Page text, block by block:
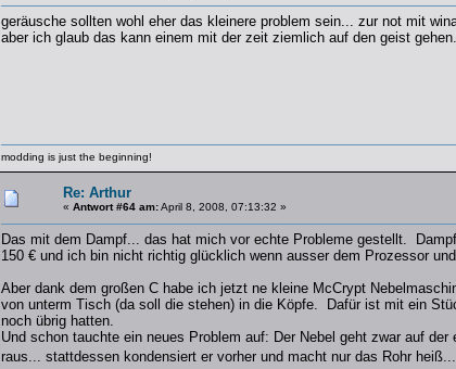
geräusche sollten wohl eher das kleinere problem sein... zur not mit
aber ich glaub das kann einem mit der zeit ziemlich auf den geist
modding is just the beginning!
Re: Arthur
« Antwort #64 am:April 8, 2008, 07:13:32 »
Das mit dem Dampf... das hat mich vor echte Probleme gestellt.
150 € und ich bin nicht richtig glücklich wenn ausser dem Prozessor
Aber dank dem großen C habe ich jetzt ne kleine McCrypt
von unterm Tisch (da soll die stehen) in die Köpfe. Dafür ist mit ein
noch übrig hatten.
Und schon tauchte ein neues Problem auf: Der Nebel geht zwar auf
raus... stattdessen kondensiert er vorher und macht nur das Rohr heiß...